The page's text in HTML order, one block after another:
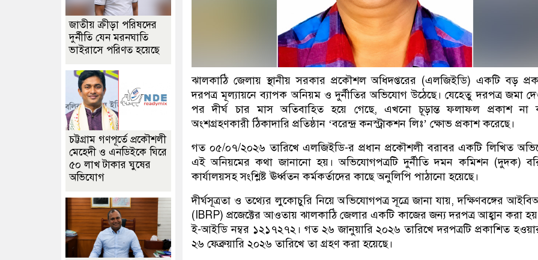
ঝালকাঠি জেলায় স্থানীয় সরকার প্রকৌশল অধিদপ্তরের (এলজিইডি) একটি বড়
দরপত্র মূল্যায়নে ব্যাপক অনিয়ম ও দুর্নীতির অভিযোগ উঠেছে। যেহেতু দরপত্র জমা
পর দীর্ঘ চার মাস অতিবাহিত হয়ে গেছে, এখনো চূড়ান্ত ফলাফল প্রকাশ না
অংশগ্রহণকারী ঠিকাদারি প্রতিষ্ঠান ‘বরেন্দ্র কনস্ট্রাকশন লিঃ’ ক্ষোভ প্রকাশ করেছে।
গত ০৫/০৭/২০২৬ তারিখে এলজিইডি-র প্রধান প্রকৌশলী বরাবর একটি লিখিত
এই অনিয়মের কথা জানানো হয়। অভিযোগপত্রটি দুর্নীতি দমন কমিশন (দুদক)
কার্যালয়সহ সংশ্লিষ্ট ঊর্ধ্বতন কর্মকর্তাদের কাছে অনুলিপি পাঠানো হয়েছে।
দীর্ঘসূত্রতা ও তথ্যের লুকোচুরি নিয়ে অভিযোগপত্র সূত্রে জানা যায়, দক্ষিণবঙ্গের
(IBRP) প্রজেক্টের আওতায় ঝালকাঠি জেলার একটি কাজের জন্য দরপত্র আহ্বান করা
ই-আইডি নম্বর ১২১৭২৭২। গত ২৬ জানুয়ারি ২০২৬ তারিখে দরপত্রটি প্রকাশিত
২৬ ফেব্রুয়ারি ২০২৬ তারিখে তা গ্রহণ করা হয়েছে।
জাতীয় ক্রীড়া পরিষদের
দুর্নীতি যেন মরনঘাতি
ভাইরাসে পরিণত হয়েছে
চট্টগ্রাম গণপূর্তে প্রকৌশলী
মেহেদী ও এনডিইকে ঘিরে
৫০ লাখ টাকার ঘুষের
অভিযোগ